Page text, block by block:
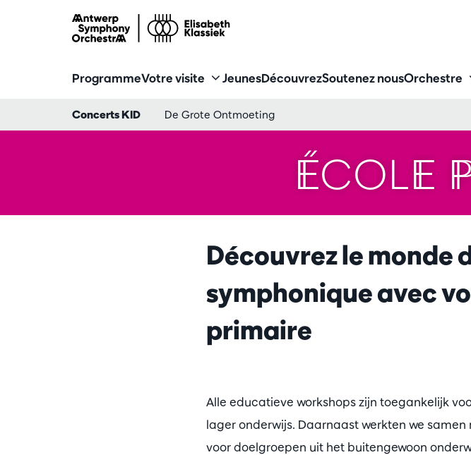
ProgrammeVotre visite JeunesDécouvrezSoutenez nousOrchestre
Concerts KID De Grote Ontmoeting
ÉCOLE
Découvrez le monde
symphonique avec
primaire
Alle educatieve workshops zijn toegankelijk
lager onderwijs. Daarnaast werkten we
voor doelgroepen uit het buitengewoon